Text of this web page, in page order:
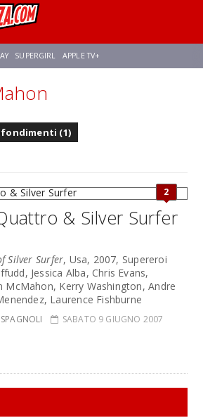
SUPERGIRL APPLE TV+
AVENGERS: DOOMSDAY
(1)
2
& Silver Surfer
Silver Surfer, Usa, 2007, Supereroi
Jessica Alba, Chris Evans,
McMahon, Kerry Washington, Andre
Laurence Fishburne
SABATO 9 GIUGNO 2007